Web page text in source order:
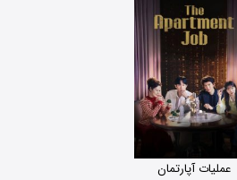
عملیات آپارتمان